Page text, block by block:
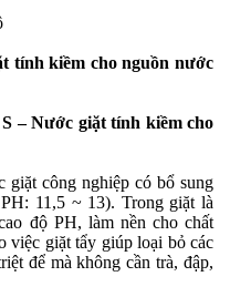
tính kiềm cho nguồn nước
– Nước giặt tính kiềm cho
giặt công nghiệp có bổ sung
11,5 ~ 13). Trong giặt là
độ PH, làm nền cho chất
việc giặt tẩy giúp loại bỏ các
để mà không cần trà, đập,